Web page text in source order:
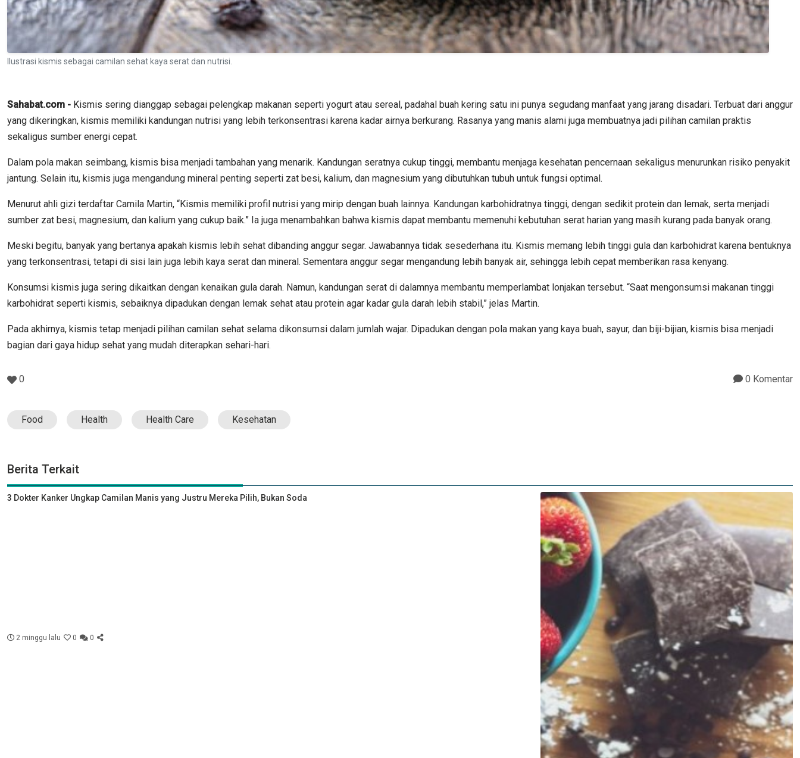
Ilustrasi kismis sebagai camilan sehat kaya serat dan nutrisi.
Sahabat.com - Kismis sering dianggap sebagai pelengkap makanan seperti yogurt atau sereal, padahal buah kering satu ini punya segudang manfaat yang jarang disadari. Terbuat dari anggur
yang dikeringkan, kismis memiliki kandungan nutrisi yang lebih terkonsentrasi karena kadar airnya berkurang. Rasanya yang manis alami juga membuatnya jadi pilihan camilan praktis
sekaligus sumber energi cepat.
Dalam pola makan seimbang, kismis bisa menjadi tambahan yang menarik. Kandungan seratnya cukup tinggi, membantu menjaga kesehatan pencernaan sekaligus menurunkan risiko penyakit
jantung. Selain itu, kismis juga mengandung mineral penting seperti zat besi, kalium, dan magnesium yang dibutuhkan tubuh untuk fungsi optimal.
Menurut ahli gizi terdaftar Camila Martin, “Kismis memiliki profil nutrisi yang mirip dengan buah lainnya. Kandungan karbohidratnya tinggi, dengan sedikit protein dan lemak, serta menjadi
sumber zat besi, magnesium, dan kalium yang cukup baik.” Ia juga menambahkan bahwa kismis dapat membantu memenuhi kebutuhan serat harian yang masih kurang pada banyak orang.
Meski begitu, banyak yang bertanya apakah kismis lebih sehat dibanding anggur segar. Jawabannya tidak sesederhana itu. Kismis memang lebih tinggi gula dan karbohidrat karena bentuknya
yang terkonsentrasi, tetapi di sisi lain juga lebih kaya serat dan mineral. Sementara anggur segar mengandung lebih banyak air, sehingga lebih cepat memberikan rasa kenyang.
Konsumsi kismis juga sering dikaitkan dengan kenaikan gula darah. Namun, kandungan serat di dalamnya membantu memperlambat lonjakan tersebut. “Saat mengonsumsi makanan tinggi
karbohidrat seperti kismis, sebaiknya dipadukan dengan lemak sehat atau protein agar kadar gula darah lebih stabil,” jelas Martin.
Pada akhirnya, kismis tetap menjadi pilihan camilan sehat selama dikonsumsi dalam jumlah wajar. Dipadukan dengan pola makan yang kaya buah, sayur, dan biji-bijian, kismis bisa menjadi
bagian dari gaya hidup sehat yang mudah diterapkan sehari-hari.
0 0 Komentar
Food Health Health Care Kesehatan
Berita Terkait
3 Dokter Kanker Ungkap Camilan Manis yang Justru Mereka Pilih, Bukan Soda
2 minggu lalu 0 0